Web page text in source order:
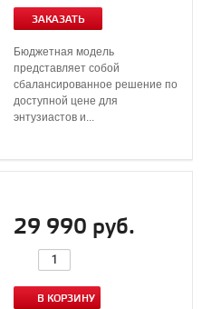
ЗАКАЗАТЬ
Бюджетная модель
представляет собой
сбалансированное решение по
доступной цене для
энтузиастов и...
29 990 руб.
В КОРЗИНУ